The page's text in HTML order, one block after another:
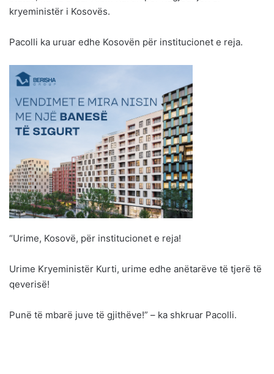
kryeministër i Kosovës.
Pacolli ka uruar edhe Kosovën për institucionet e reja.
“Urime, Kosovë, për institucionet e reja!
Urime Kryeministër Kurti, urime edhe anëtarëve të tjerë të
qeverisë!
Punë të mbarë juve të gjithëve!” – ka shkruar Pacolli.